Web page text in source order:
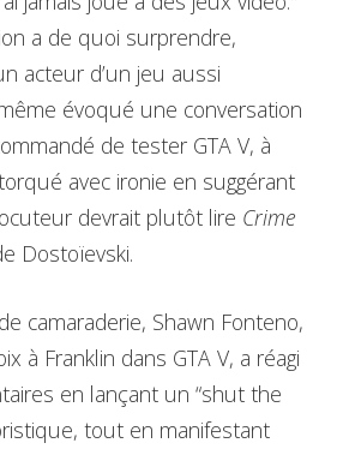
a de quoi surprendre,
acteur d’un jeu aussi
évoqué une conversation
de tester GTA V, à
avec ironie en suggérant
devrait plutôt lire Crime
Dostoïevski.
camaraderie, Shawn Fonteno,
à Franklin dans GTA V, a réagi
en lançant un “shut the
tout en manifestant